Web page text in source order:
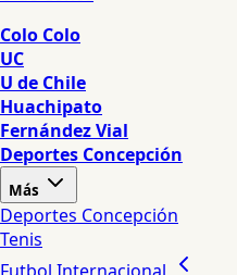
Colo Colo
UC
U de Chile
Huachipato
Fernández Vial
Deportes Concepción
Más
Deportes Concepción
Tenis